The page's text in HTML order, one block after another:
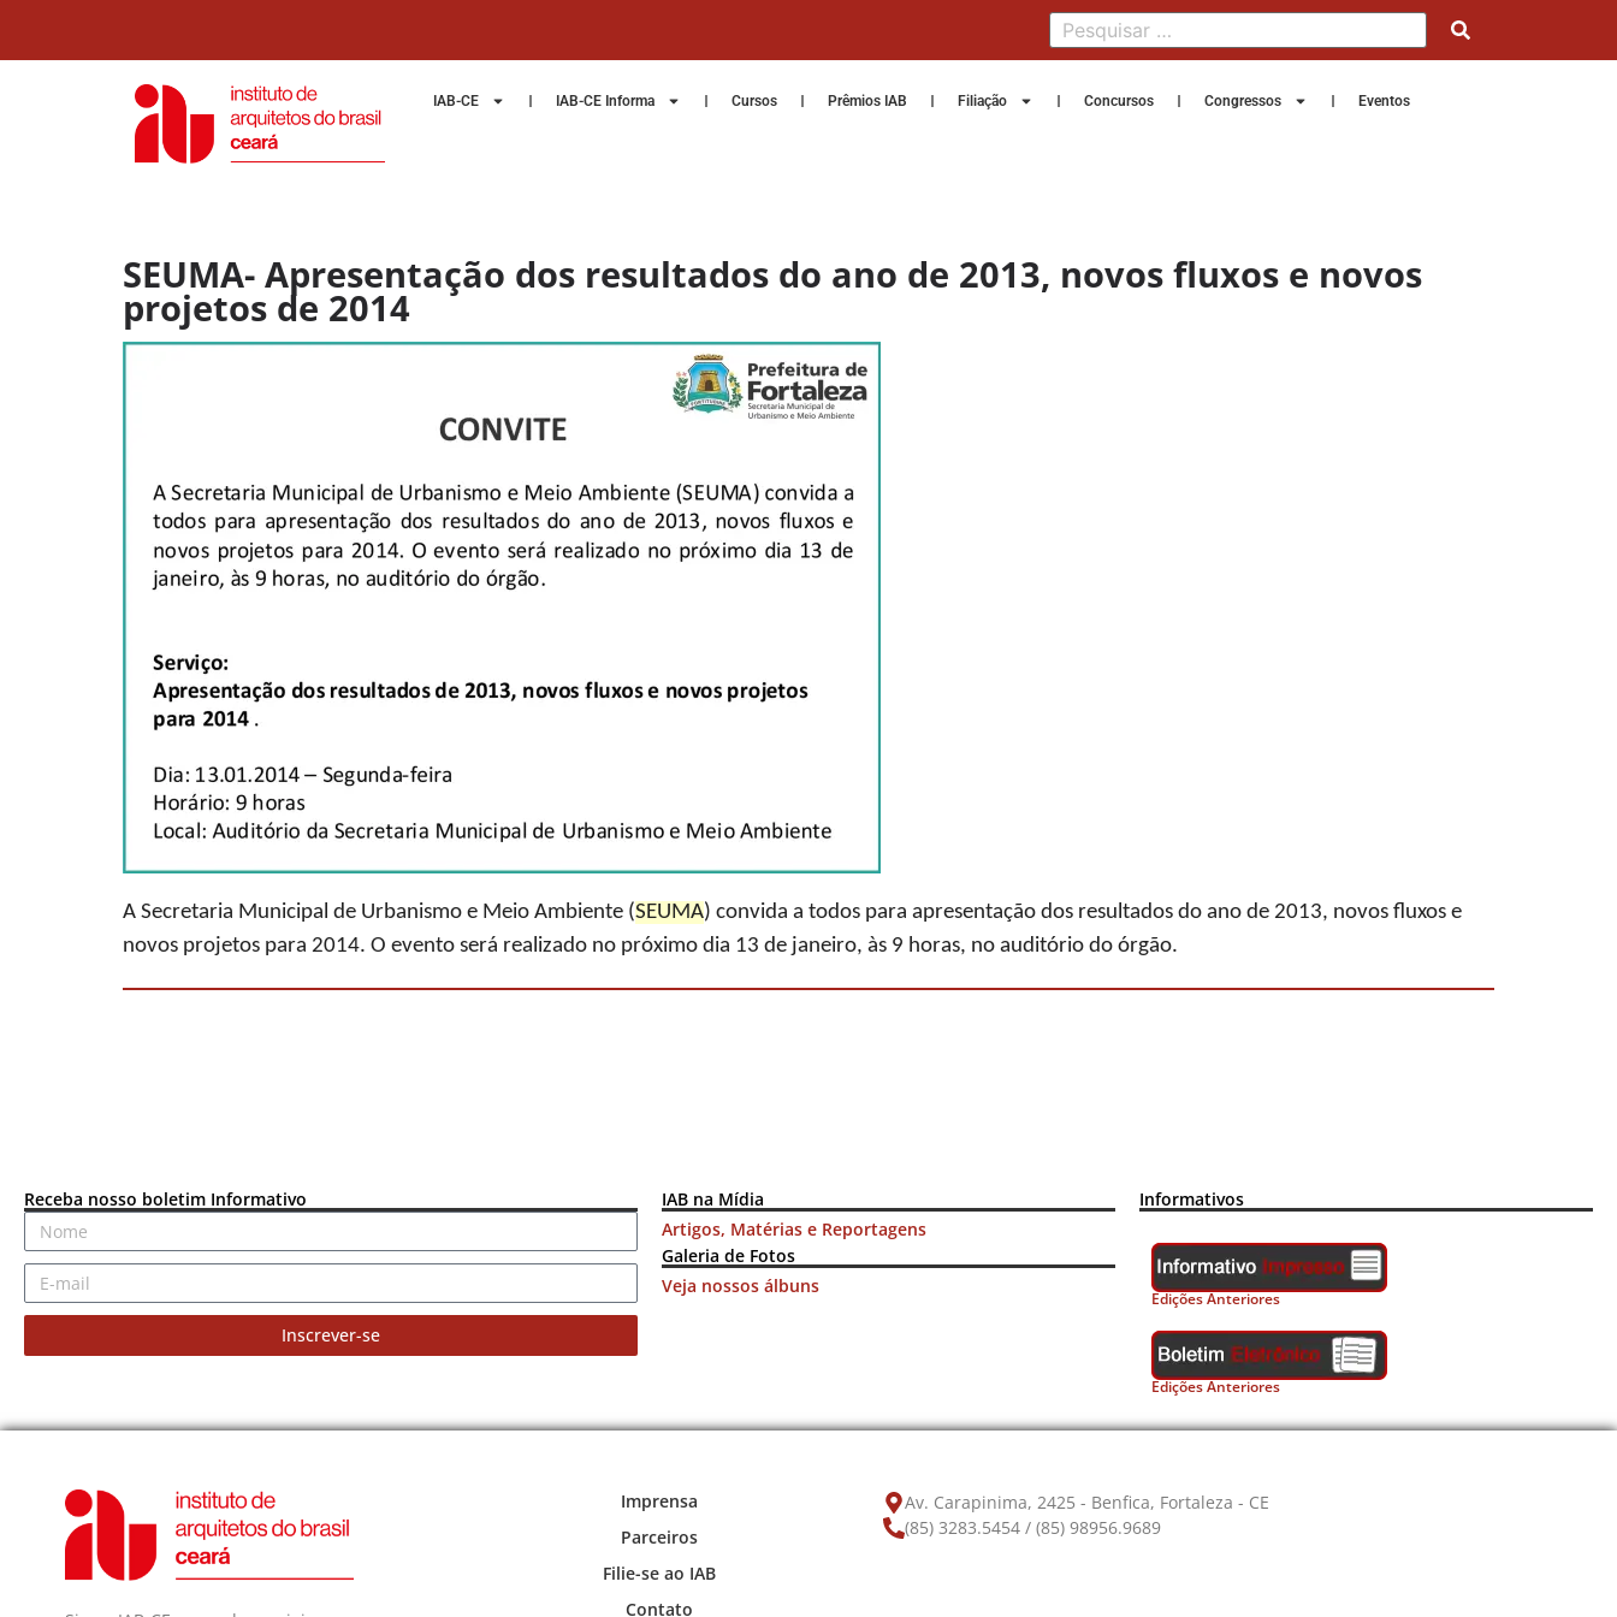
IAB-CE IAB-CE Informa Cursos Prêmios IAB Filiação Concursos Congressos Eventos
SEUMA- Apresentação dos resultados do ano de 2013, novos fluxos e novos
projetos de 2014
A Secretaria Municipal de Urbanismo e Meio Ambiente (SEUMA) convida a todos para apresentação dos resultados do ano de 2013, novos fluxos e
novos projetos para 2014. O evento será realizado no próximo dia 13 de janeiro, às 9 horas, no auditório do órgão.
Receba nosso boletim Informativo
Inscrever-se
IAB na Mídia
Artigos, Matérias e Reportagens
Galeria de Fotos
Veja nossos álbuns
Informativos
Edições Anteriores
Edições Anteriores
Imprensa
Parceiros
Filie-se ao IAB
Contato
Av. Carapinima, 2425 - Benfica, Fortaleza - CE
(85) 3283.5454 / (85) 98956.9689